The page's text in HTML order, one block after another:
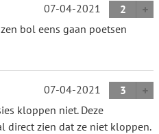
07-04-2021
2
bol eens gaan poetsen
07-04-2021
3
kloppen niet. Deze
direct zien dat ze niet kloppen.